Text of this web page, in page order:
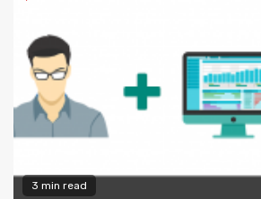
3 min read